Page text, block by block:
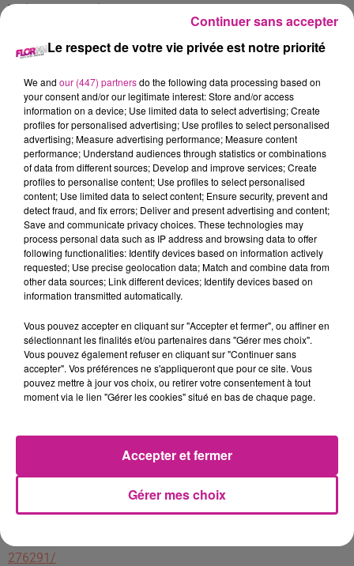
Wintzenheim
Vous serez en charge des missions suivantes (liste non
exhaustive):
- Interpréter les plans et les dessins pour déterminer les
spécifications des projets;
- Mesurer, découper et assembler les pièces de métal;
- Effectuer des soudures à l'arc, au MIG et au TIG sur
différents types de métaux;
- Utiliser des outils de coupe, de meulage et de façonnage
pour préparer les pièces de métal pour la soudure;
- Travailler en conformité avec les normes de sécurité et de
qualité de l'entreprise.
- Monter des portes et des châssis en métal.
Une expérience pratique est demandée mais pas de
formation obligatoire. L'entreprise propose une formation en
interne.
Avantages liés au poste:
- Horaires 7h/17h
- Possibilité de location de véhicule
- Iphone après 3 mois de travail consécutif
276291/
Le respect de votre vie privée est notre priorité
We and our (447) partnersdo the following data processing based on
your consent and/or our legitimate interest: Store and/or access
information on a device; Use limited data to select advertising; Create
profiles for personalised advertising; Use profiles to select personalised
advertising; Measure advertising performance; Measure content
performance; Understand audiences through statistics or combinations
of data from different sources; Develop and improve services; Create
profiles to personalise content; Use profiles to select personalised
content; Use limited data to select content; Ensure security, prevent and
detect fraud, and fix errors; Deliver and present advertising and content;
Save and communicate privacy choices. These technologies may
process personal data such as IP address and browsing data to offer
following functionalities: Identify devices based on information actively
requested; Use precise geolocation data; Match and combine data from
other data sources; Link different devices; Identify devices based on
information transmitted automatically.
Vous pouvez accepter en cliquant sur "Accepter et fermer", ou affiner en
sélectionnant les finalités et/ou partenaires dans "Gérer mes choix".
Vous pouvez également refuser en cliquant sur "Continuer sans
accepter". Vos préférences ne s'appliqueront que pour ce site. Vous
pouvez mettre à jour vos choix, ou retirer votre consentement à tout
moment via le lien "Gérer les cookies" situé en bas de chaque page.
Gérer mes choix
Accepter et fermer
Continuer sans accepter